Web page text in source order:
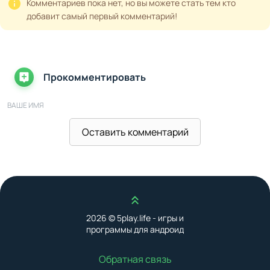
Комментариев пока нет, но вы можете стать тем кто
добавит самый первый комментарий!
Прокомментировать
ВАШЕ ИМЯ
Оставить комментарий
Наверх
2026 © 5play.life - игры и
программы для андроид
Обратная связь